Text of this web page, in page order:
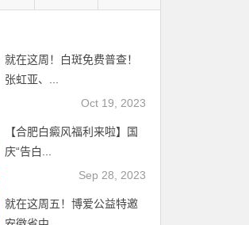
就在这周！白斑免费普查！
张虹亚、...
Oct 19, 2023
【合肥白癜风福利来啦】国
庆“告白...
Sep 28, 2023
就在这周五！博爱公益特邀